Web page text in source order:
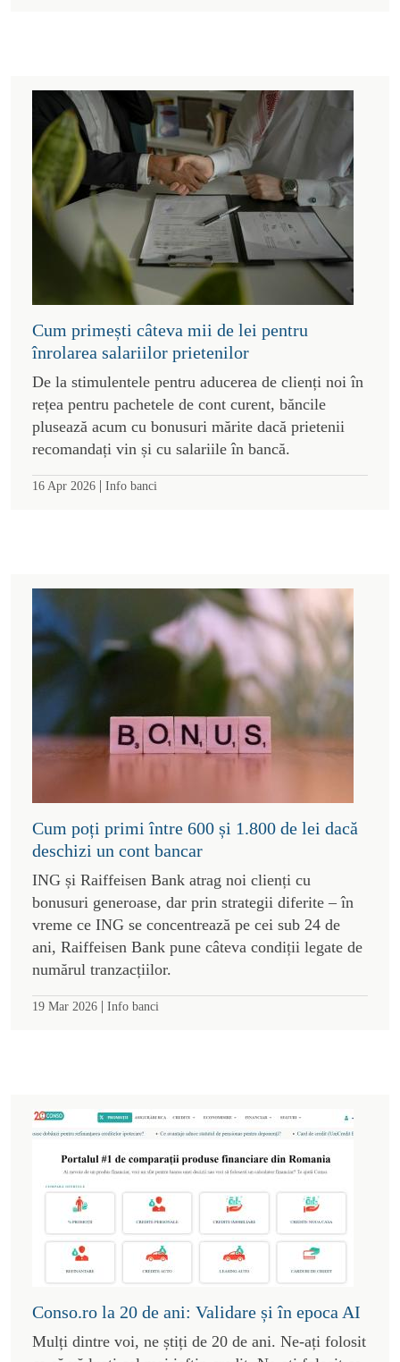
Cum primești câteva mii de lei pentru
înrolarea salariilor prietenilor
De la stimulentele pentru aducerea de clienți noi în
rețea pentru pachetele de cont curent, băncile
plusează acum cu bonusuri mărite dacă prietenii
recomandați vin și cu salariile în bancă.
16 Apr 2026 | Info banci
Cum poți primi între 600 și 1.800 de lei dacă
deschizi un cont bancar
ING și Raiffeisen Bank atrag noi clienți cu
bonusuri generoase, dar prin strategii diferite – în
vreme ce ING se concentrează pe cei sub 24 de
ani, Raiffeisen Bank pune câteva condiții legate de
numărul tranzacțiilor.
19 Mar 2026 | Info banci
Conso.ro la 20 de ani: Validare și în epoca AI
Mulți dintre voi, ne știți de 20 de ani. Ne-ați folosit